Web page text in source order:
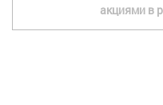
акциями в